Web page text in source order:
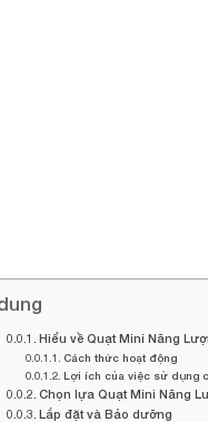
Hiểu về Quạt Mini Năng
Cách thức hoạt động
Lợi ích của việc sử dụng
Chọn lựa Quạt Mini Năng
Lắp đặt và Bảo dưỡng